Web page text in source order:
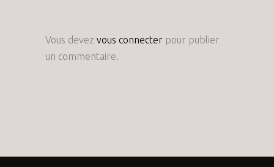
Vous devez vous connecter pour publier
un commentaire.